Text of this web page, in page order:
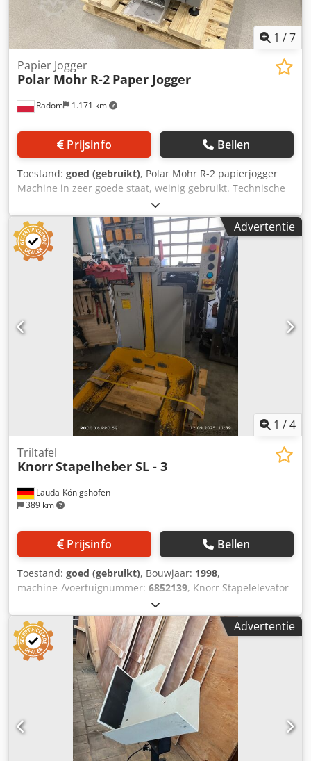
1 /7
Radom 1.171 km
Papier Jogger
Polar Mohr R-2 Paper Jogger
Prijsinfo Bellen
Toestand: goed (gebruikt), Polar Mohr R-2 papierjogger
Machine in zeer goede staat, weinig gebruikt. Technische
specificaties: Maximaal formaat: 820x720 mm
Stapelhoogte: 150 mm Gewicht: 450 kg Stroomvoorziening:
400V Luchttafel Schudoptie rechts/links Credpezdauzefx
Ab Aof Verstelbare kantelhoek Instelbare schudfrequentie
(omvormer) Chromen tafelblad Pneumatisch bediende
Advertentie
1 /4
Lauda-Königshofen
389 km
Triltafel
KnorrStapelheber SL - 3
Prijsinfo Bellen
Toestand: goed (gebruikt), Bouwjaar: 1998,
machine-/voertuignummer: 6852139, Knorr Stapelelevator
SL - 3, werkoppervlak 75x105 cm, papiersensor, bouwjaar
1998, machinenummer 6852139, in goede staat, direct
beschikbaar. Bij interesse informeren wij u graag over
andere machines uit ons aanbod. Credpfjxbzlnjx Ab Asf U
bent van harte welkom om de machine na het maken van
een afspraak bij ons te komen bezichtigen.
Advertentie